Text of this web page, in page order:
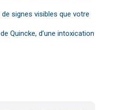
signes visibles que votre
Quincke, d’une intoxication